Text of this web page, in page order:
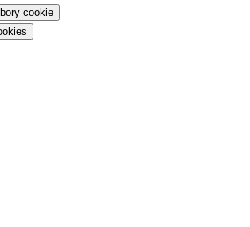
cookie